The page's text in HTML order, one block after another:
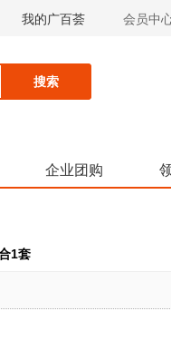
我的广百荟 会员中
搜索
企业团购
1套